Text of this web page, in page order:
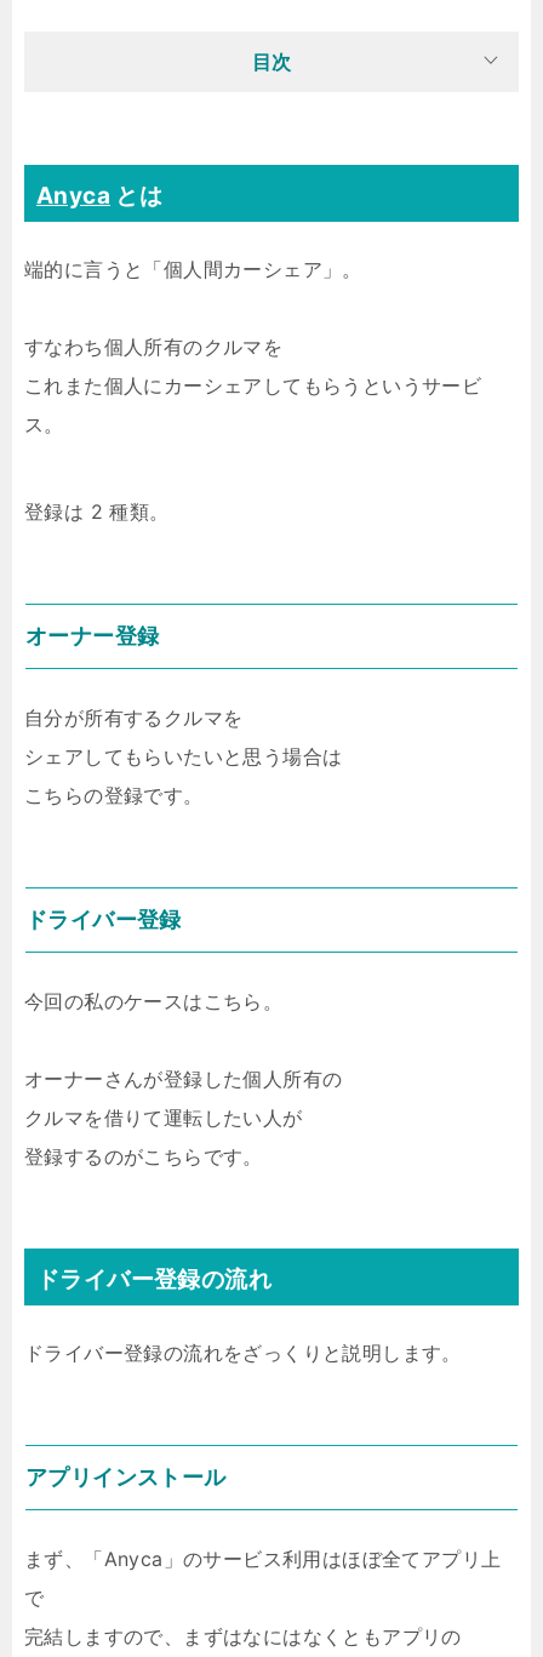
目次
Anyca とは
端的に言うと「個人間カーシェア」。
すなわち個人所有のクルマを
これまた個人にカーシェアしてもらうというサービ
ス。
登録は 2 種類。
オーナー登録
自分が所有するクルマを
シェアしてもらいたいと思う場合は
こちらの登録です。
ドライバー登録
今回の私のケースはこちら。
オーナーさんが登録した個人所有の
クルマを借りて運転したい人が
登録するのがこちらです。
ドライバー登録の流れ
ドライバー登録の流れをざっくりと説明します。
アプリインストール
まず、「Anyca」のサービス利用はほぼ全てアプリ上
で
完結しますので、まずはなにはなくともアプリの